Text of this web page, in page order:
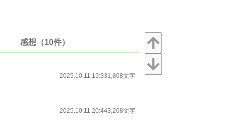
感想（10件）
2025.10.11 19:331,808文字
2025.10.11 20:443,208文字